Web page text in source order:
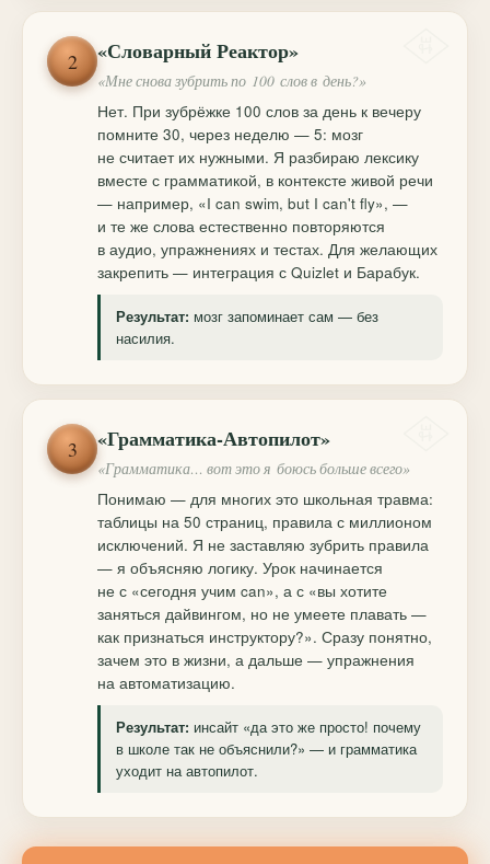
2 «Словарный Реактор»
«Мне снова зубрить по 100 слов в день?»
Нет. При зубрёжке 100 слов за день к вечеру
помните 30, через неделю — 5: мозг
не считает их нужными. Я разбираю лексику
вместе с грамматикой, в контексте живой речи
— например, «I can swim, but I can't fly», —
и те же слова естественно повторяются
в аудио, упражнениях и тестах. Для желающих
закрепить — интеграция с Quizlet и Барабук.
Результат: мозг запоминает сам — без
насилия.
3 «Грамматика-Автопилот»
«Грамматика… вот это я боюсь больше всего»
Понимаю — для многих это школьная травма:
таблицы на 50 страниц, правила с миллионом
исключений. Я не заставляю зубрить правила
— я объясняю логику. Урок начинается
не с «сегодня учим can», а с «вы хотите
заняться дайвингом, но не умеете плавать —
как признаться инструктору?». Сразу понятно,
зачем это в жизни, а дальше — упражнения
на автоматизацию.
Результат: инсайт «да это же просто! почему
в школе так не объяснили?» — и грамматика
уходит на автопилот.